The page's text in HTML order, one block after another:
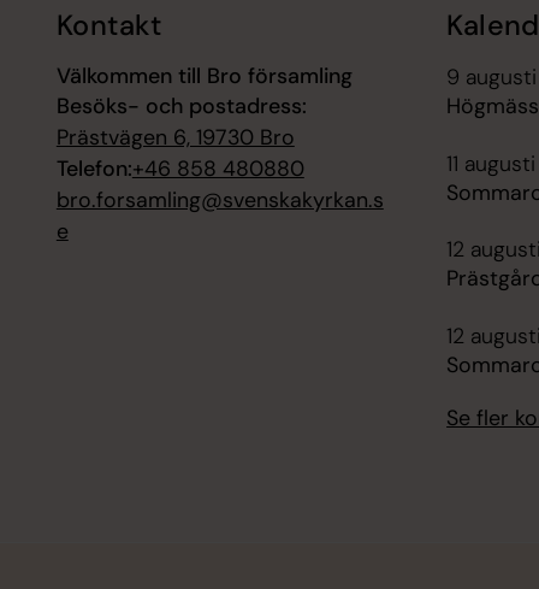
Kontakt
Välkommen till Bro församling
Besöks- och postadress:
Prästvägen 6, 19730 Bro
Telefon:+46 858 480880
bro.forsamling@svenskakyrkan.s
e
9 augusti
11 augusti
12
12
Se fler